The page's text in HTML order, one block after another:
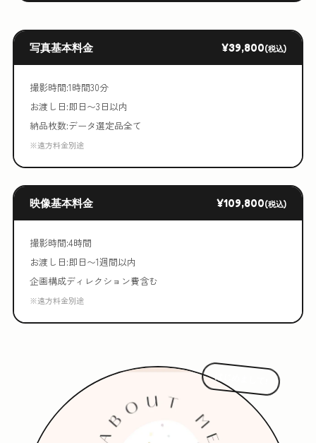
写真基本料金 ¥39,800(税込)
撮影時間:1時間30分
お渡し日:即日〜3日以内
納品枚数:データ選定品全て
※遠方料金別途
映像基本料金 ¥109,800(税込)
撮影時間:4時間
お渡し日:即日〜1週間以内
企画構成ディレクション費含む
※遠方料金別途
はじめまして!